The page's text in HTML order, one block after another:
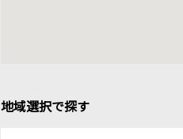
地域選択で探す